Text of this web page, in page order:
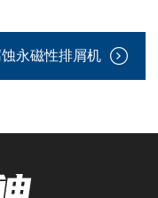
永磁性排屑机